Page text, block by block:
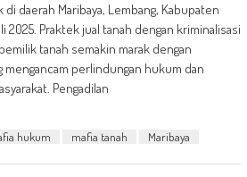
daerah Maribaya, Lembang, Kabupaten
2025. Praktek jual tanah dengan kriminalisasi
tanah semakin marak dengan
mengancam perlindungan hukum dan
Pengadilan
hukum mafia tanah Maribaya